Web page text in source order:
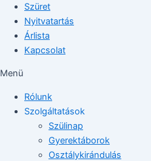
Szüret
Nyitvatartás
Árlista
Kapcsolat
Menü
Rólunk
Szolgáltatások
Szülinap
Gyerektáborok
Osztálykirándulás